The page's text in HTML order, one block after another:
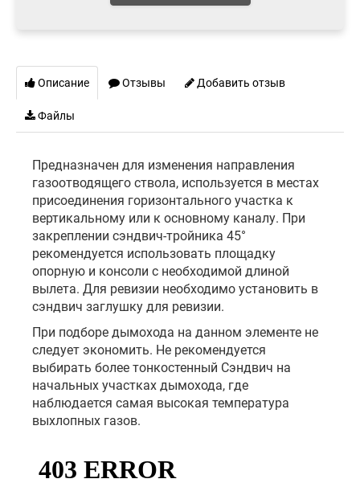
Описание Отзывы Добавить отзыв
Файлы
Предназначен для изменения направления
газоотводящего ствола, используется в местах
присоединения горизонтального участка к
вертикальному или к основному каналу. При
закреплении сэндвич-тройника 45°
рекомендуется использовать площадку
опорную и консоли с необходимой длиной
вылета. Для ревизии необходимо установить в
сэндвич заглушку для ревизии.
При подборе дымохода на данном элементе не
следует экономить. Не рекомендуется
выбирать более тонкостенный Сэндвич на
начальных участках дымохода, где
наблюдается самая высокая температура
выхлопных газов.